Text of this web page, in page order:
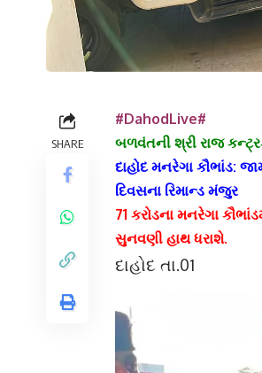
SHARE
#DahodLive#
બળવંતની શ્રી રાજ
દાહોદ મનરેગા કૌભાંડ:
દિવસના રિમાન્ડ મંજુર
71 કરોડના મનરેગા
સુનવણી હાથ ધરાશે.
દાહોદ તા.01